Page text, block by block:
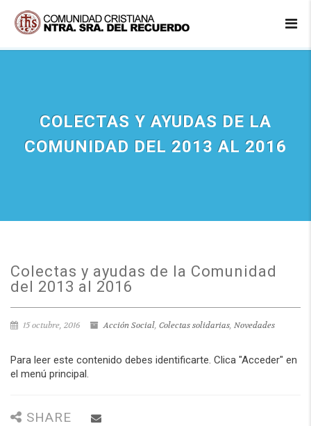
COLECTAS Y AYUDAS DE LA
COMUNIDAD DEL 2013 AL 2016
Colectas y ayudas de la Comunidad
del 2013 al 2016
15 octubre, 2016 Acción Social, Colectas solidarias, Novedades
Para leer este contenido debes identificarte. Clica "Acceder" en
el menú principal.
SHARE